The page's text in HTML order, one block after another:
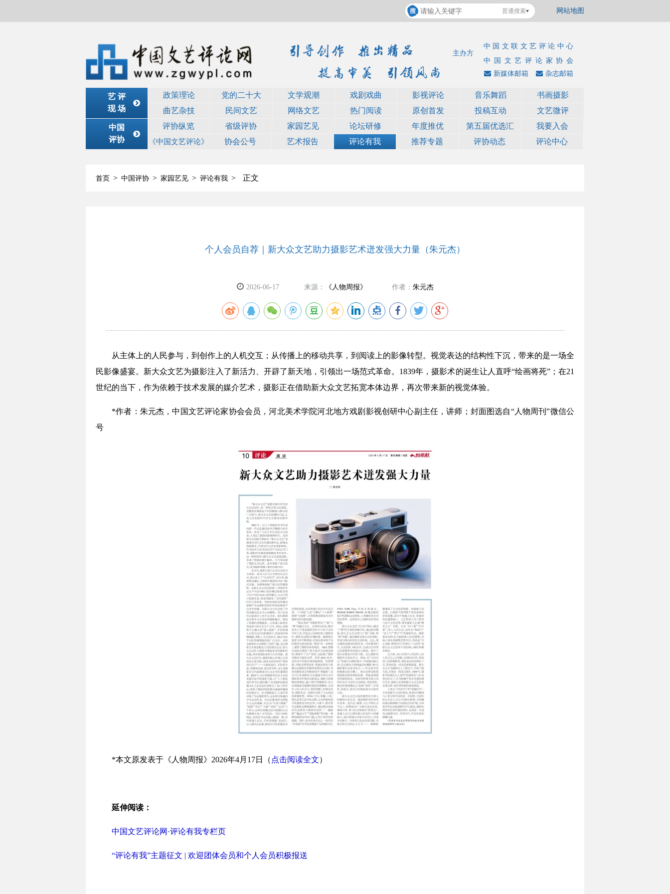
网站地图
普通搜索
中国文联文艺评论中心
中国文艺评论家协会
主办方
杂志邮箱
新媒体邮箱
艺 评
现 场
政策理论 党的二十大 文学观潮 戏剧戏曲 影视评论 音乐舞蹈
书画摄影
曲艺杂技
民间文艺 网络文艺 热门阅读 原创首发 投稿互动
文艺微评
中国
评协
评协纵览 省级评协 家园艺见 论坛研修 年度推优 第五届优选汇 我要入会
《中国文艺评论》 协会公号 艺术报告 评论有我 推荐专题 评协动态 评论中心
首页 > 中国评协 > 家园艺见 > 评论有我 > 正文
个人会员自荐｜新大众文艺助力摄影艺术迸发强大力量（朱元杰）
2026-06-17 来源： 《人物周报》 作者： 朱元杰
从主体上的人民参与，到创作上的人机交互；从传播上的移动共享，到阅读上的影像转型。视觉表达的结构性下沉，带来的是一场全
民影像盛宴。新大众文艺为摄影注入了新活力、开辟了新天地，引领出一场范式革命。1839年，摄影术的诞生让人直呼“绘画将死”；在21
世纪的当下，作为依赖于技术发展的媒介艺术，摄影正在借助新大众文艺拓宽本体边界，再次带来新的视觉体验。
*作者：朱元杰，中国文艺评论家协会会员，河北美术学院河北地方戏剧影视创研中心副主任，讲师；封面图选自“人物周刊”微信公
号
*本文原发表于《人物周报》2026年4月17日（ 点击阅读全文）
延伸阅读：
中国文艺评论网·评论有我专栏页
“评论有我”主题征文 | 欢迎团体会员和个人会员积极报送